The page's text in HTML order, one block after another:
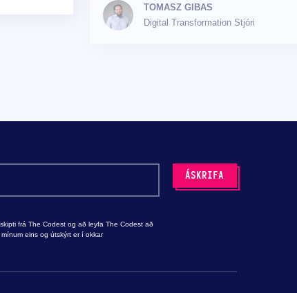
TOMASZ GIBAS
Digital Transformation Stjóri
frá The Codest og að leyfa The Codest að
eins og útskýrt er í okkar